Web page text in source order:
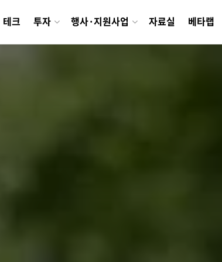
테크 투자 행사·지원사업 자료실 베타랩